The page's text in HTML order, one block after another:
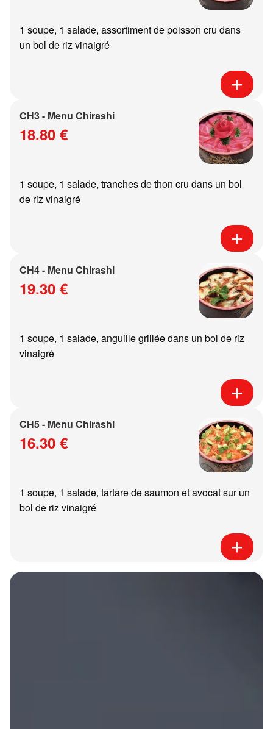
1 soupe, 1 salade, assortiment de poisson cru dans
un bol de riz vinaigré
CH3 - Menu Chirashi
18.80 €
1 soupe, 1 salade, tranches de thon cru dans un bol
de riz vinaigré
CH4 - Menu Chirashi
19.30 €
1 soupe, 1 salade, anguille grillée dans un bol de riz
vinaigré
CH5 - Menu Chirashi
16.30 €
1 soupe, 1 salade, tartare de saumon et avocat sur un
bol de riz vinaigré